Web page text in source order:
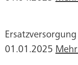
01.01.2025